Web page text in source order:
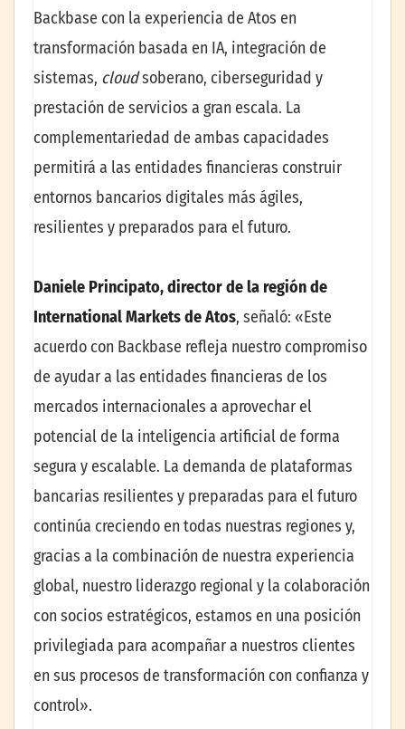
Backbase con la experiencia de Atos en
transformación basada en IA, integración de
sistemas, cloudsoberano, ciberseguridad y
prestación de servicios a gran escala. La
complementariedad de ambas capacidades
permitirá a las entidades financieras construir
entornos bancarios digitales más ágiles,
resilientes y preparados para el futuro.
Daniele Principato, director de la región de
International Markets de Atos, señaló: «Este
acuerdo con Backbase refleja nuestro compromiso
de ayudar a las entidades financieras de los
mercados internacionales a aprovechar el
potencial de la inteligencia artificial de forma
segura y escalable. La demanda de plataformas
bancarias resilientes y preparadas para el futuro
continúa creciendo en todas nuestras regiones y,
gracias a la combinación de nuestra experiencia
global, nuestro liderazgo regional y la colaboración
con socios estratégicos, estamos en una posición
privilegiada para acompañar a nuestros clientes
en sus procesos de transformación con confianza y
control».